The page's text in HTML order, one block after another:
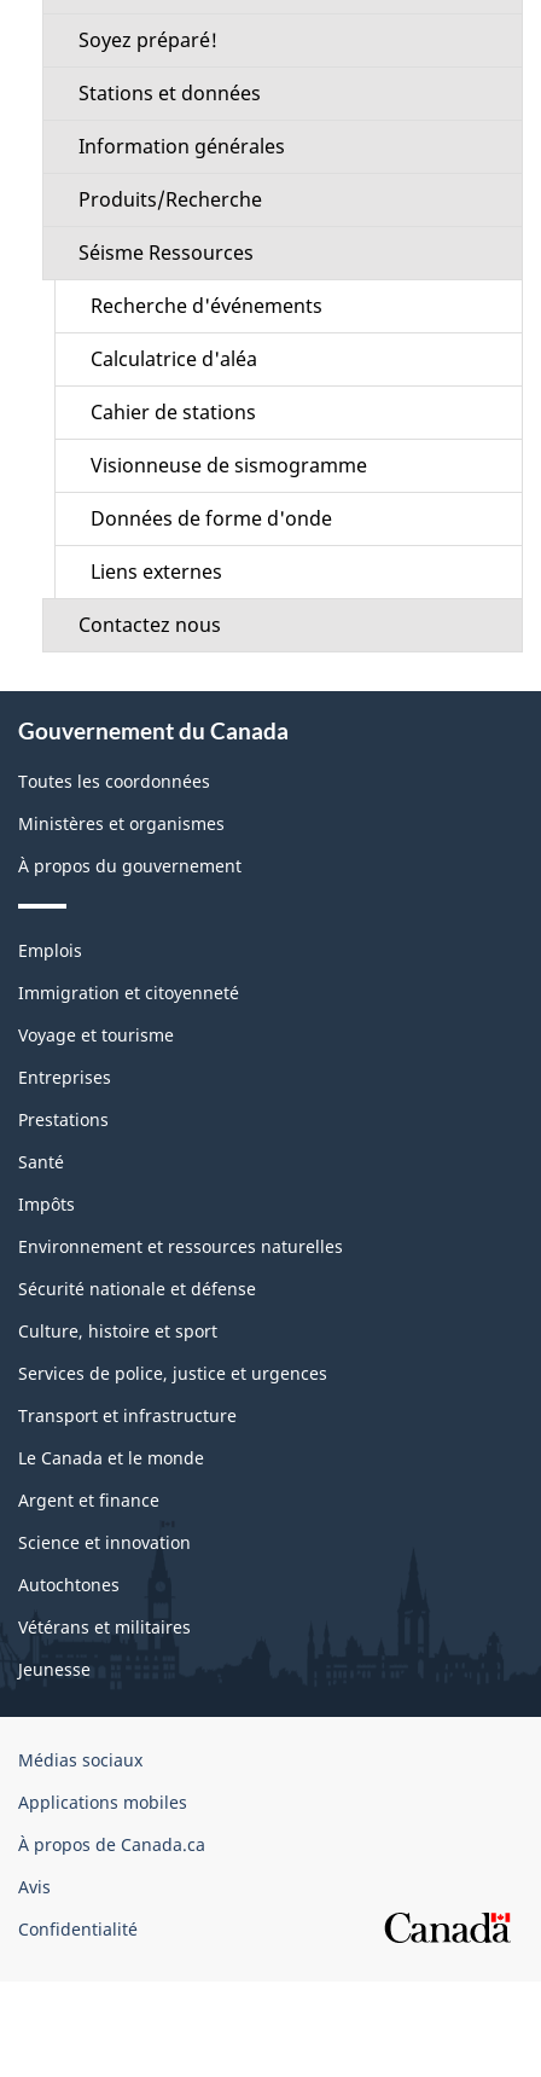
Soyez préparé!
Stations et données
Information générales
Produits/Recherche
Séisme Ressources
Recherche d'événements
Calculatrice d'aléa
Cahier de stations
Visionneuse de sismogramme
Données de forme d'onde
Liens externes
Contactez nous
propos
de
ce
Gouvernement du Canada
Toutes les coordonnées
Ministères et organismes
À propos du gouvernement
Thèmes
sujets
Emplois
Immigration et citoyenneté
Voyage et tourisme
Entreprises
Prestations
Santé
Impôts
Environnement et ressources naturelles
Sécurité nationale et défense
Culture, histoire et sport
Services de police, justice et urgences
Transport et infrastructure
Le Canada et le monde
Argent et finance
Science et innovation
Autochtones
Vétérans et militaires
Jeunesse
Organisation
gouvernement
du
Canada
Médias sociaux
Applications mobiles
À propos de Canada.ca
Avis
Confidentialité